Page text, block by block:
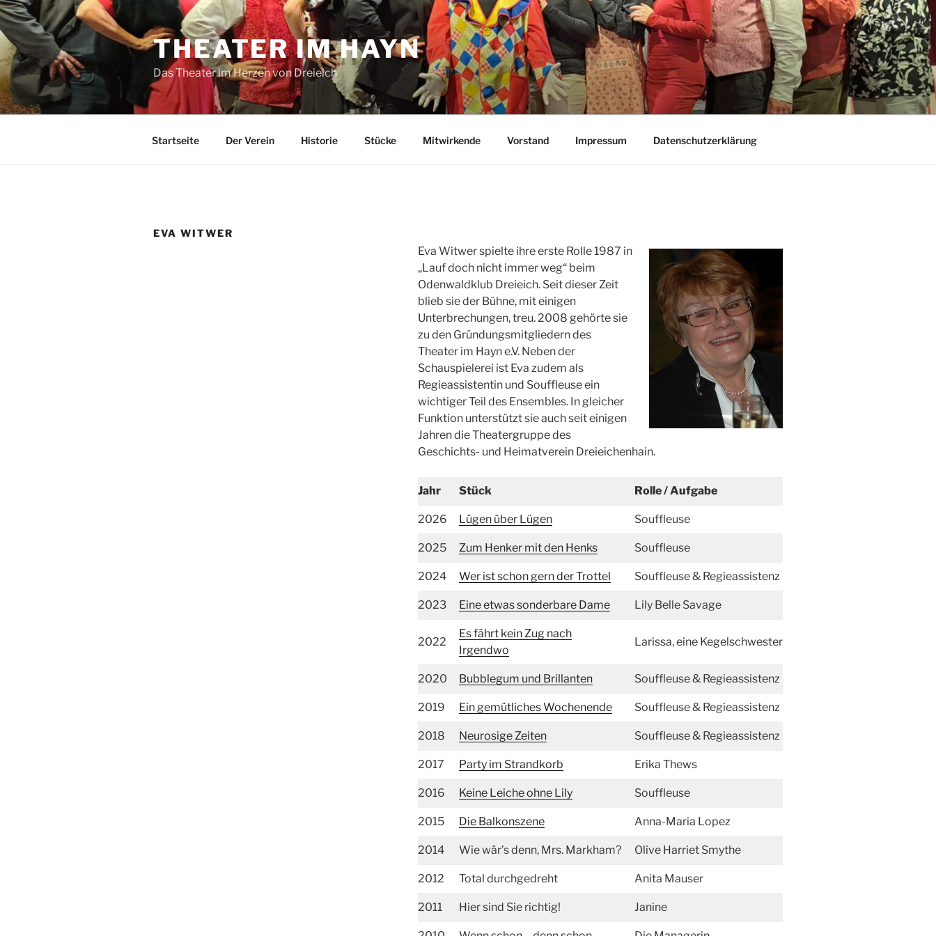
Zum
Inhalt
springen
THEATER IM HAYN
Das Theater im Herzen von Dreieich
Startseite Der Verein Historie Stücke Mitwirkende Vorstand Impressum Datenschutzerklärung
EVA WITWER
Eva Witwer spielte ihre erste Rolle 1987 in
„Lauf doch nicht immer weg“ beim
Odenwaldklub Dreieich. Seit dieser Zeit
blieb sie der Bühne, mit einigen
Unterbrechungen, treu. 2008 gehörte sie
zu den Gründungsmitgliedern des
Theater im Hayn e.V. Neben der
Schauspielerei ist Eva zudem als
Regieassistentin und Souffleuse ein
wichtiger Teil des Ensembles. In gleicher
Funktion unterstützt sie auch seit einigen
Jahren die Theatergruppe des
Geschichts- und Heimatverein Dreieichenhain.
Jahr Stück Rolle / Aufgabe
2026 Lügen über Lügen Souffleuse
2025 Zum Henker mit den Henks Souffleuse
2024 Wer ist schon gern der Trottel Souffleuse & Regieassistenz
2023 Eine etwas sonderbare Dame Lily Belle Savage
2022
Es fährt kein Zug nach
Irgendwo
Larissa, eine Kegelschwester
2020 Bubblegum und Brillanten Souffleuse & Regieassistenz
2019 Ein gemütliches Wochenende Souffleuse & Regieassistenz
2018 Neurosige Zeiten Souffleuse & Regieassistenz
2017 Party im Strandkorb Erika Thews
2016 Keine Leiche ohne Lily Souffleuse
2015 Die Balkonszene Anna-Maria Lopez
2014 Wie wär’s denn, Mrs. Markham? Olive Harriet Smythe
2012 Total durchgedreht Anita Mauser
2011 Hier sind Sie richtig! Janine